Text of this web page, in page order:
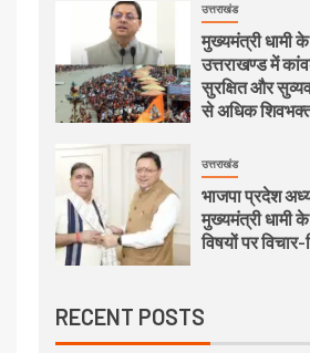
उत्तराखंड
मुख्यमंत्री धामी
उत्तराखण्ड में
सुरक्षित और
से अधिक
उत्तराखंड
भाजपा प्रदेश
मुख्यमंत्री धामी
विषयों पर विचार-
RECENT POSTS